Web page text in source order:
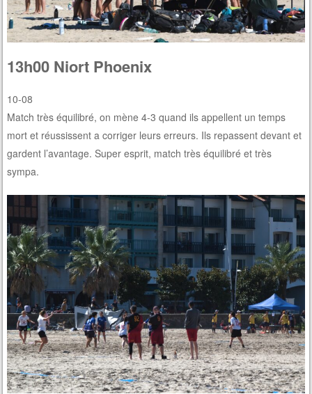
13h00 Niort Phoenix
10-08
Match très équilibré, on mène 4-3 quand ils appellent un temps
mort et réussissent a corriger leurs erreurs. Ils repassent devant et
gardent l’avantage. Super esprit, match très équilibré et très
sympa.